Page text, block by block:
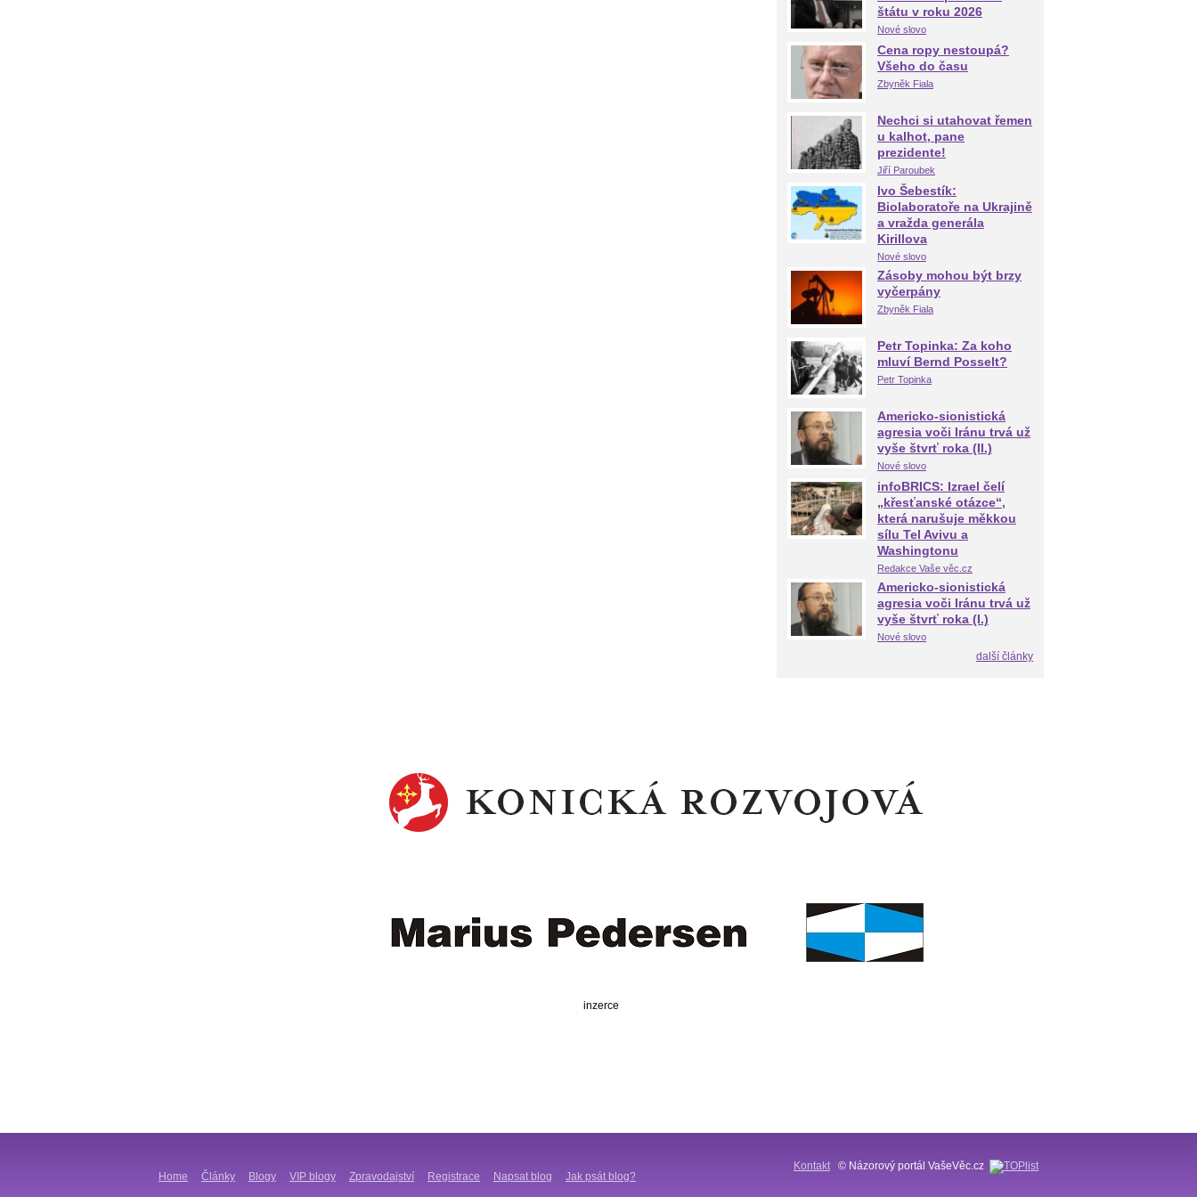
štátu v roku 2026
Nové slovo
Cena ropy nestoupá?
Všeho do času
Zbyněk Fiala
Nechci si utahovat řemen
u kalhot, pane
prezidente!
Jiří Paroubek
Ivo Šebestík:
Biolaboratoře na Ukrajině
a vražda generála
Kirillova
Nové slovo
Zásoby mohou být brzy
vyčerpány
Zbyněk Fiala
Petr Topinka: Za koho
mluví Bernd Posselt?
Petr Topinka
Americko-sionistická
agresia voči Iránu trvá už
vyše štvrť roka (II.)
Nové slovo
infoBRICS: Izrael čelí
„křesťanské otázce“,
která narušuje měkkou
sílu Tel Avivu a
Washingtonu
Redakce Vaše věc.cz
Americko-sionistická
agresia voči Iránu trvá už
vyše štvrť roka (I.)
Nové slovo
další články
inzerce
Home Články Blogy VIP blogy Zpravodajství Registrace Napsat blog Jak psát blog?
Kontakt © Názorový portál VašeVěc.cz